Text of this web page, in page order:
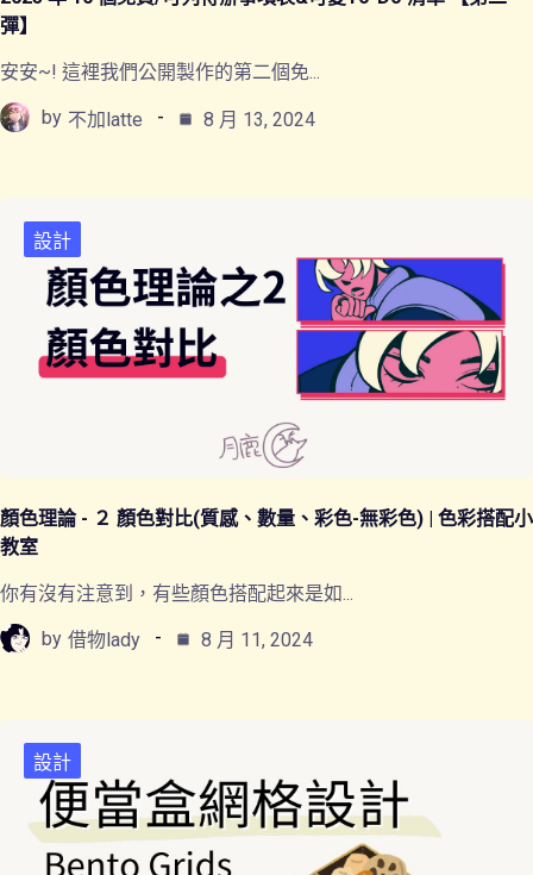
彈】
安安~! 這裡我們公開製作的第二個免...
by 不加latte 8 月 13, 2024
設計
顏色理論 - ２ 顏色對比(質感、數量、彩色-無彩色) | 色彩搭配小
教室
你有沒有注意到，有些顏色搭配起來是如...
by 借物lady 8 月 11, 2024
設計